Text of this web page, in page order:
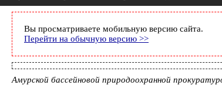
Вы просматриваете мобильную версию сайта.
Перейти на обычную версию >>
Амурской бассейновой природоохранной